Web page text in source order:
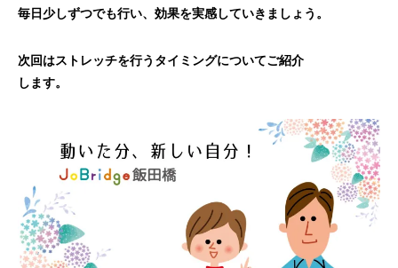
毎日少しずつでも行い、効果を実感していきましょう。
次回はストレッチを行うタイミングについてご紹介
します。